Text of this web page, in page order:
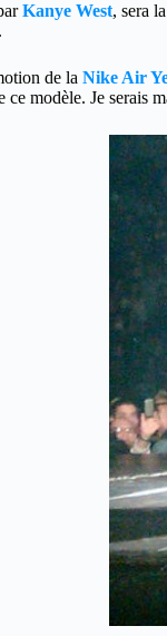
Kanye West, sera
de la Nike Air
modèle. Je serais